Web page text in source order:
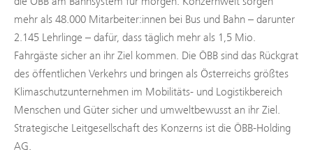
mehr als 48.000 Mitarbeiter:innen bei Bus und Bahn – darunter
2.145 Lehrlinge – dafür, dass täglich mehr als 1,5 Mio.
Fahrgäste sicher an ihr Ziel kommen. Die ÖBB sind das Rückgrat
des öffentlichen Verkehrs und bringen als Österreichs größtes
Klimaschutzunternehmen im Mobilitäts- und Logistikbereich
Menschen und Güter sicher und umweltbewusst an ihr Ziel.
Strategische Leitgesellschaft des Konzerns ist die ÖBB-Holding
AG.